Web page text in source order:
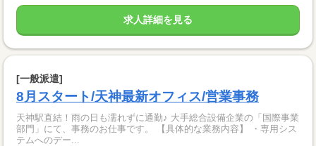
求人詳細を見る
[一般派遣]
8月スタート/天神最新オフィス/営業事務
天神駅直結！雨の日も濡れずに通勤♪ 大手総合設備企業の「国際事業
部門」にて、事務のお仕事です。 【具体的な業務内容】 ・専用シス
テムへのデー...